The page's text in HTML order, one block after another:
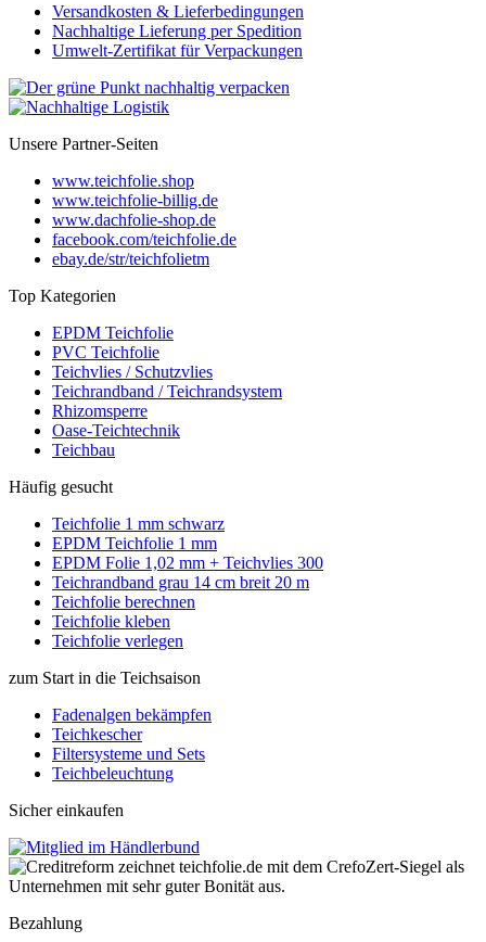
Versandkosten & Lieferbedingungen
Nachhaltige Lieferung per Spedition
Umwelt-Zertifikat für Verpackungen
Unsere Partner-Seiten
www.teichfolie.shop
www.teichfolie-billig.de
www.dachfolie-shop.de
facebook.com/teichfolie.de
ebay.de/str/teichfolietm
Top Kategorien
EPDM Teichfolie
PVC Teichfolie
Teichvlies / Schutzvlies
Teichrandband / Teichrandsystem
Rhizomsperre
Oase-Teichtechnik
Teichbau
Häufig gesucht
Teichfolie 1 mm schwarz
EPDM Teichfolie 1 mm
EPDM Folie 1,02 mm + Teichvlies 300
Teichrandband grau 14 cm breit 20 m
Teichfolie berechnen
Teichfolie kleben
Teichfolie verlegen
zum Start in die Teichsaison
Fadenalgen bekämpfen
Teichkescher
Filtersysteme und Sets
Teichbeleuchtung
Sicher einkaufen
Bezahlung